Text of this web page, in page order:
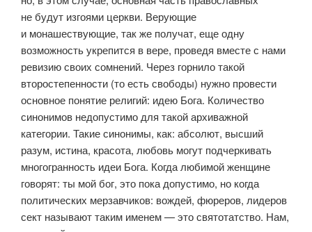
не будут изгоями церкви. Верующие
и монашествующие, так же получат, еще одну
возможность укрепится в вере, проведя вместе с нами
ревизию своих сомнений. Через горнило такой
второстепенности (то есть свободы) нужно провести
основное понятие религий: идею Бога. Количество
синонимов недопустимо для такой архиважной
категории. Такие синонимы, как: абсолют, высший
разум, истина, красота, любовь могут подчеркивать
многогранность идеи Бога. Когда любимой женщине
говорят: ты мой бог, это пока допустимо, но когда
политических мерзавчиков: вождей, фюреров, лидеров
сект называют таким именем — это святотатство. Нам,